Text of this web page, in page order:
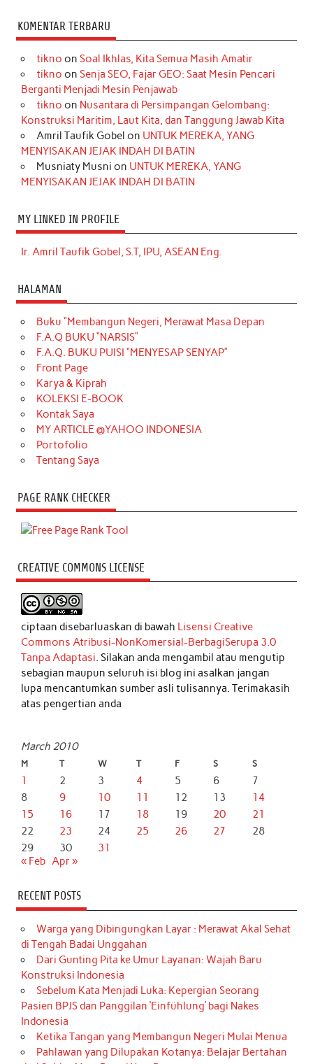
KOMENTAR TERBARU
tikno on Soal Ikhlas, Kita Semua Masih Amatir
tikno on Senja SEO, Fajar GEO: Saat Mesin Pencari
Berganti Menjadi Mesin Penjawab
tikno on Nusantara di Persimpangan Gelombang:
Konstruksi Maritim, Laut Kita, dan Tanggung Jawab Kita
Amril Taufik Gobel on UNTUK MEREKA, YANG
MENYISAKAN JEJAK INDAH DI BATIN
Musniaty Musni on UNTUK MEREKA, YANG
MENYISAKAN JEJAK INDAH DI BATIN
MY LINKED IN PROFILE
Ir. Amril Taufik Gobel, S.T, IPU, ASEAN Eng.
HALAMAN
Buku “Membangun Negeri, Merawat Masa Depan
F.A.Q BUKU “NARSIS”
F.A.Q. BUKU PUISI “MENYESAP SENYAP”
Front Page
Karya & Kiprah
KOLEKSI E-BOOK
Kontak Saya
MY ARTICLE @YAHOO INDONESIA
Portofolio
Tentang Saya
PAGE RANK CHECKER
CREATIVE COMMONS LICENSE
ciptaan disebarluaskan di bawah Lisensi Creative
Commons Atribusi-NonKomersial-BerbagiSerupa 3.0
Tanpa Adaptasi . Silakan anda mengambil atau mengutip
sebagian maupun seluruh isi blog ini asalkan jangan
lupa mencantumkan sumber asli tulisannya. Terimakasih
atas pengertian anda
March 2010
M T W T F S S
1 2 3 4 5 6
7
8
9 10 11 12 13
14
15
16 17 18 19 20
21
22
23 24 25 26 27
28
29
30
31
« Feb Apr »
RECENT POSTS
Warga yang Dibingungkan Layar : Merawat Akal Sehat
di Tengah Badai Unggahan
Dari Gunting Pita ke Umur Layanan: Wajah Baru
Konstruksi Indonesia
Sebelum Kata Menjadi Luka: Kepergian Seorang
Pasien BPJS dan Panggilan ‘Einfühlung’ bagi Nakes
Indonesia
Ketika Tangan yang Membangun Negeri Mulai Menua
Pahlawan yang Dilupakan Kotanya: Belajar Bertahan